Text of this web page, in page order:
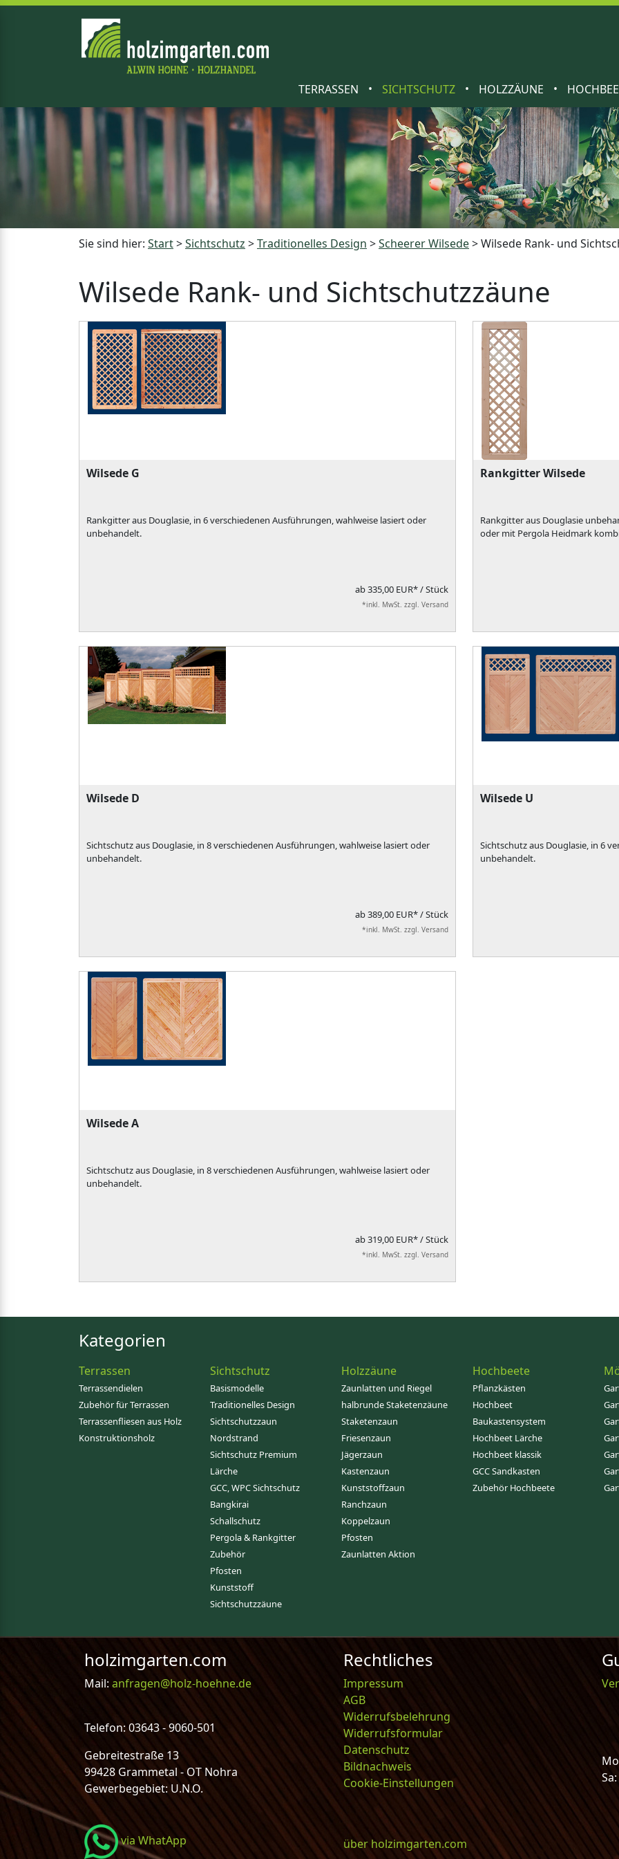
TERRASSEN • SICHTSCHUTZ • HOLZZÄUNE •
Sie sind hier: Start>Sichtschutz >Traditionelles Design >Scheerer Wilsede>Wilsede Rank- und
Wilsede Rank- und Sichtschutzzäune
Wilsede G
Rankgitter aus Douglasie, in 6 verschiedenen Ausführungen, wahlweise lasiert oder
unbehandelt.
ab335,00 EUR*/ Stück
*inkl. MwSt. zzgl. Versand
Rankgitter Wilsede
Rankgitter aus Douglasie
oder mit Pergola Heidmark
Wilsede D
Sichtschutz aus Douglasie, in 8 verschiedenen Ausführungen, wahlweise lasiert oder
unbehandelt.
ab389,00 EUR*/ Stück
*inkl. MwSt. zzgl. Versand
Wilsede U
Sichtschutz aus Douglasie, in 6
unbehandelt.
Wilsede A
Sichtschutz aus Douglasie, in 8 verschiedenen Ausführungen, wahlweise lasiert oder
unbehandelt.
ab319,00 EUR*/ Stück
*inkl. MwSt. zzgl. Versand
Kategorien
Terrassen
Terrassendielen
Zubehör für Terrassen
Terrassenfliesen aus Holz
Konstruktionsholz
Sichtschutz
Basismodelle
Traditionelles Design
Sichtschutzzaun
Nordstrand
Sichtschutz Premium
Lärche
GCC, WPC Sichtschutz
Bangkirai
Schallschutz
Pergola & Rankgitter
Zubehör
Pfosten
Kunststoff
Sichtschutzzäune
Holzzäune
Zaunlatten und Riegel
halbrunde Staketenzäune
Staketenzaun
Friesenzaun
Jägerzaun
Kastenzaun
Kunststoffzaun
Ranchzaun
Koppelzaun
Pfosten
Zaunlatten Aktion
Hochbeete
Pflanzkästen
Hochbeet
Baukastensystem
Hochbeet Lärche
Hochbeet klassik
GCC Sandkasten
Zubehör Hochbeete
holzimgarten.com
Mail: anfragen@holz-hoehne.de
Telefon: 03643 - 9060-501
Gebreitestraße 13
99428 Grammetal - OT Nohra
Gewerbegebiet: U.N.O.
via WhatApp
Rechtliches
Impressum
AGB
Widerrufsbelehrung
Widerrufsformular
Datenschutz
Bildnachweis
Cookie-Einstellungen
über holzimgarten.com